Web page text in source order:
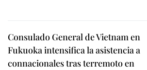
Consulado General de Vietnam en
Fukuoka intensifica la asistencia a
connacionales tras terremoto en